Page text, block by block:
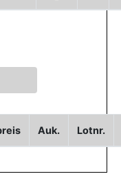
Auk. Lotnr.